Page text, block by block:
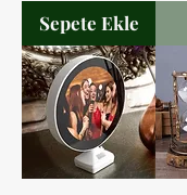
Sepete Ekle